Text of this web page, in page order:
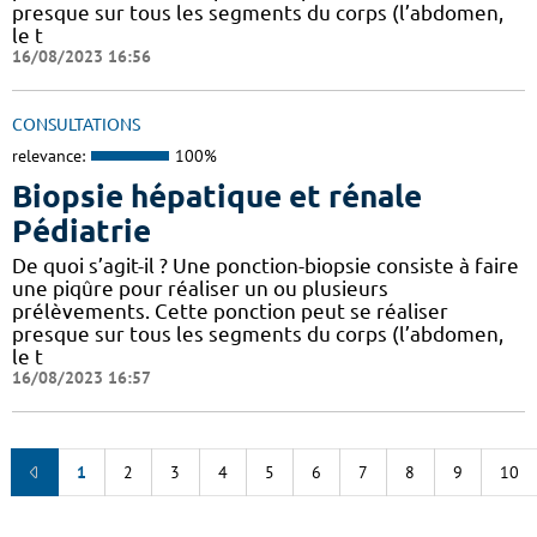
presque sur tous les segments du corps (l’abdomen,
le t
16/08/2023 16:56
CONSULTATIONS
relevance: 100%
Biopsie hépatique et rénale
Pédiatrie
De quoi s’agit-il ? Une ponction-biopsie consiste à faire
une piqûre pour réaliser un ou plusieurs
prélèvements. Cette ponction peut se réaliser
presque sur tous les segments du corps (l’abdomen,
le t
16/08/2023 16:57
1 2 3 4 5 6 7 8 9 10